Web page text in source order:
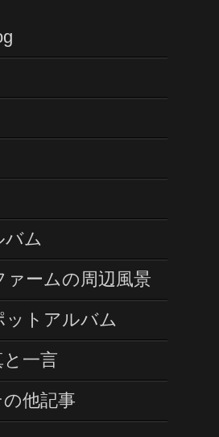
バム
ァームの周辺風景
ットアルバム
一言
他記事